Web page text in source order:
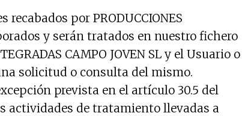
por PRODUCCIONES
y serán tratados en nuestro fichero
CAMPO JOVEN SL y el Usuario o
solicitud o consulta del mismo.
prevista en el artículo 30.5 del
actividades de tratamiento llevadas a